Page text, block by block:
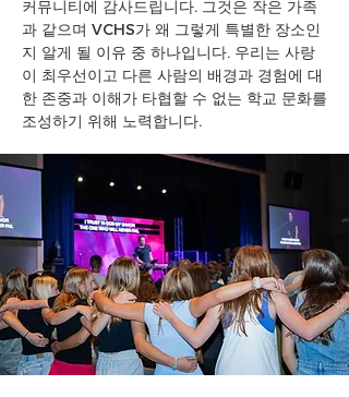
커뮤니티에 감사드립니다. 그것은 작은 가족
과 같으며 VCHS가 왜 그렇게 특별한 장소인
지 알게 될 이유 중 하나입니다. 우리는 사랑
이 최우선이고 다른 사람의 배경과 경험에 대
한 존중과 이해가 타협할 수 없는 학교 문화를
조성하기 위해 노력합니다.